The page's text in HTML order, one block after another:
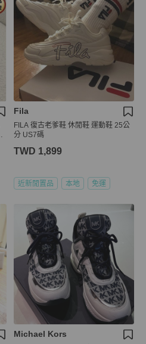
Fila
FILA 復古老爹鞋 休閒鞋 運動鞋 25公
分 US7碼
TWD 1,899
近新閒置品 本地 免運
Michael Kors